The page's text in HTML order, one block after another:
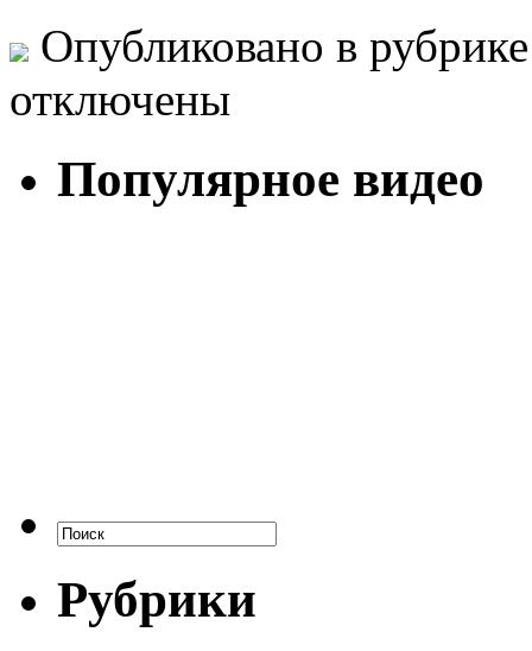
Опубликовано в
отключены
Популярное видео
Рубрики